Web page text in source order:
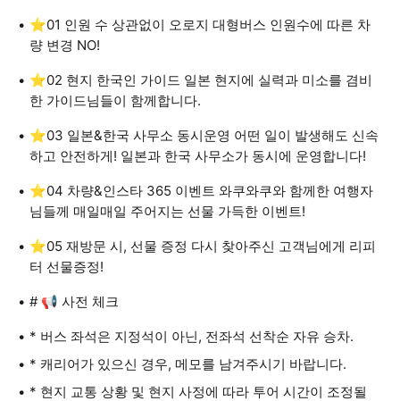
⭐01 인원 수 상관없이 오로지 대형버스 인원수에 따른 차
량 변경 NO!
⭐02 현지 한국인 가이드 일본 현지에 실력과 미소를 겸비
한 가이드님들이 함께합니다.
⭐03 일본&한국 사무소 동시운영 어떤 일이 발생해도 신속
하고 안전하게! 일본과 한국 사무소가 동시에 운영합니다!
⭐04 차량&인스타 365 이벤트 와쿠와쿠와 함께한 여행자
님들께 매일매일 주어지는 선물 가득한 이벤트!
⭐05 재방문 시, 선물 증정 다시 찾아주신 고객님에게 리피
터 선물증정!
# 📢 사전 체크
* 버스 좌석은 지정석이 아닌, 전좌석 선착순 자유 승차.
* 캐리어가 있으신 경우, 메모를 남겨주시기 바랍니다.
* 현지 교통 상황 및 현지 사정에 따라 투어 시간이 조정될